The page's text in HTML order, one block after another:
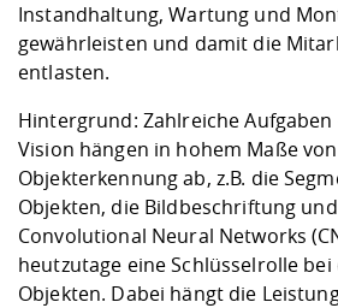
Instandhaltung, Wartung und
gewährleisten und damit die
entlasten.
Hintergrund: Zahlreiche
Vision hängen in hohem Maße
Objekterkennung ab, z.B. die
Objekten, die Bildbeschriftung
Convolutional Neural Networks
heutzutage eine Schlüsselrolle
Objekten. Dabei hängt die